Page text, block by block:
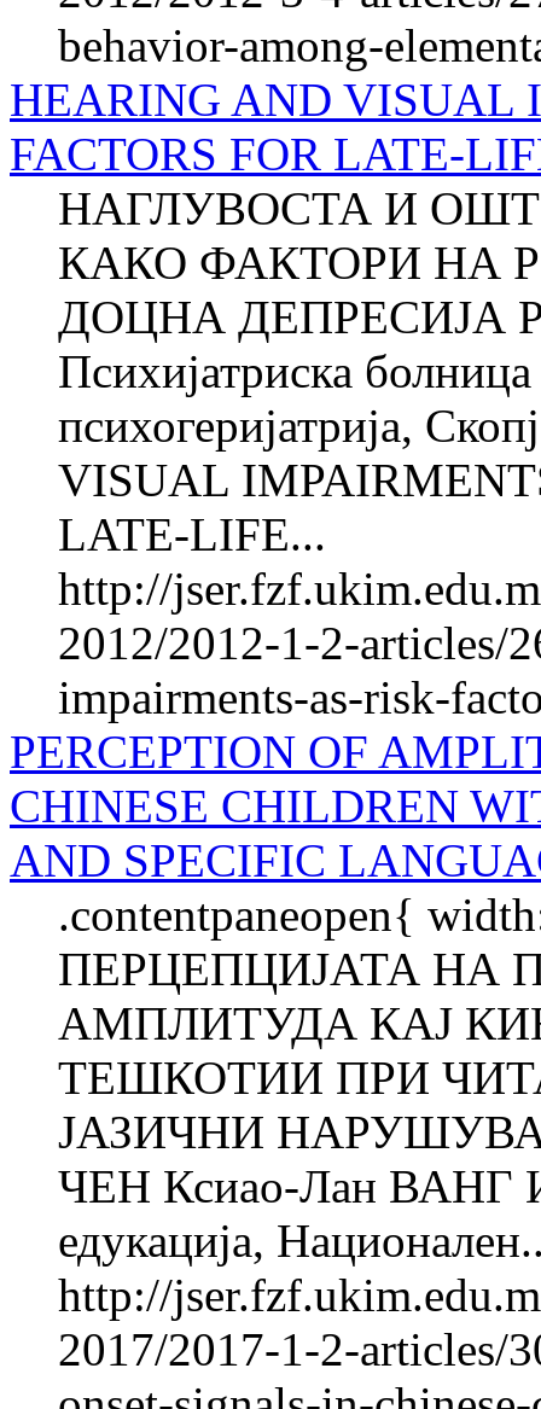
behavior-among-
HEARING AND VISUAL
FACTORS FOR LATE-
НАГЛУВОСТА И
КАКО ФАКТОРИ НА
ДОЦНА ДЕПРЕСИЈА
Психијатриска
психогеријатрија,
VISUAL
LATE-LIFE...
http://
2012/2012-1-2-articles/
impairments-as-risk-
PERCEPTION OF
CHINESE CHILDREN
AND SPECIFIC
.contentpaneopen{
ПЕРЦЕПЦИЈАТА НА
АМПЛИТУДА КАЈ
ТЕШКОТИИ ПРИ
ЈАЗИЧНИ
ЧЕН Ксиао-Лан ВАНГ
едукација,
http://
2017/2017-1-2-articles/